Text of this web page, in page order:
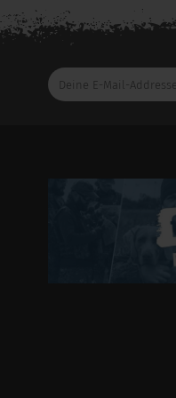
Deine
E-